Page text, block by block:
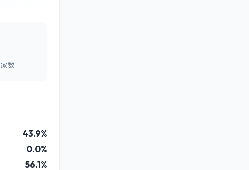
数
43.9%
0.0%
56.1%